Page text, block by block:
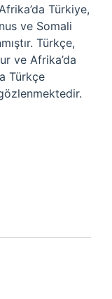
Türkiye,
ve Somali
Türkçe,
ve Afrika’da
Türkçe